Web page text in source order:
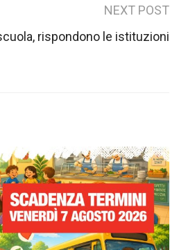
NEXT POST
rispondono le istituzioni